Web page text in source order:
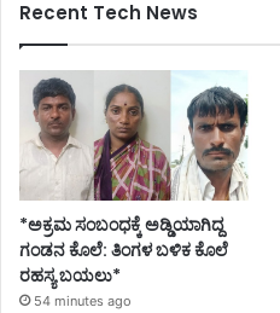
Recent Tech News
*ಅಕ್ರಮ ಸಂಬಂಧಕ್ಕೆ ಅಡ್ಡಿಯಾಗಿದ್ದ
ಗಂಡನ ಕೊಲೆ: ತಿಂಗಳ ಬಳಿಕ ಕೊಲೆ
ರಹಸ್ಯ ಬಯಲು*
54 minutes ago